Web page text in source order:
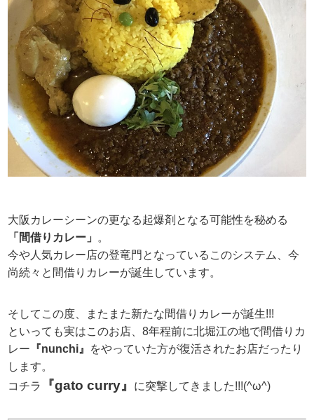
大阪カレーシーンの更なる起爆剤となる可能性を秘める
「間借りカレー」
。
今や人気カレー店の登竜門となっているこのシステム、今
尚続々と間借りカレーが誕生しています。
そしてこの度、またまた新たな間借りカレーが誕生!!!
といっても実はこのお店、8年程前に北堀江の地で間借りカ
レー 『nunchi』
をやっていた方が復活されたお店だったり
します。
コチラ
『gato curry』 に突撃してきました!!!(^ω^)